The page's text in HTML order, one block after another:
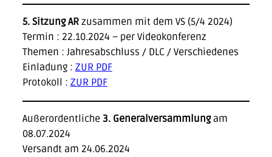
5. Sitzung ARzusammen mit dem VS (5/4 2024)
Termin : 22.10.2024 – per Videokonferenz
Themen : Jahresabschluss / DLC / Verschiedenes
Einladung : ZUR PDF
Protokoll : ZUR PDF
Außerordentliche 3. Generalversammlungam
08.07.2024
Versandt am 24.06.2024